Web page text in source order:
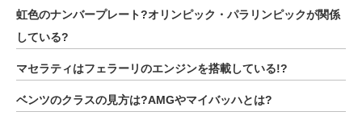
虹色のナンバープレート?オリンピック・パラリンピックが関係
している?
マセラティはフェラーリのエンジンを搭載している!?
ベンツのクラスの見方は?AMGやマイバッハとは?